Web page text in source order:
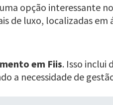
opção interessante
de luxo, localizadas em
em Fiis. Isso inclui
a necessidade de